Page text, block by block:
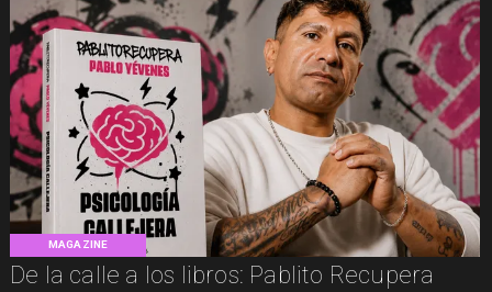
MAGAZINE
De la calle a los libros: Pablito Recupera